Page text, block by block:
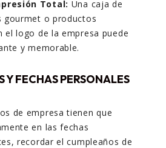
Total: Una caja de
gourmet o productos
el logo de la empresa puede
y memorable.
Y FECHAS PERSONALES
de empresa tienen que
en las fechas
recordar el cumpleaños de